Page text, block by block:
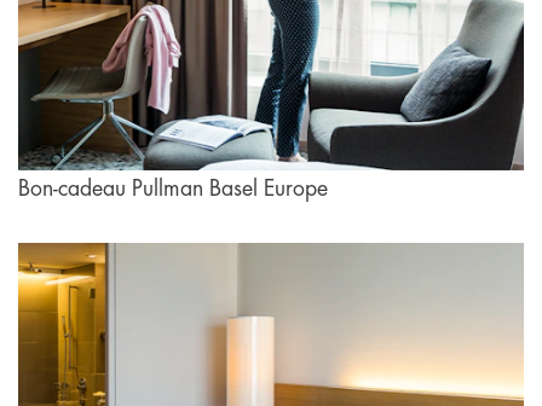
Bon-cadeau Pullman Basel Europe